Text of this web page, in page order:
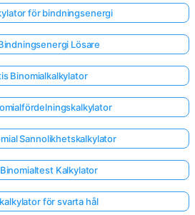
för bindningsenergi
Lösare
Binomialkalkylator
Sannolikhetskalkylator
Kalkylator
för svarta hål